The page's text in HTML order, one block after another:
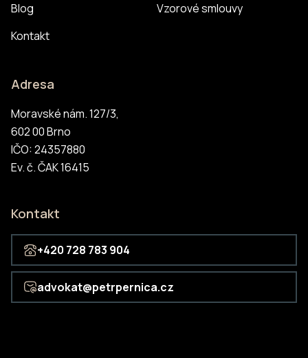
Blog
Vzorové smlouvy
Kontakt
Adresa
Moravské nám. 127/3,
602 00 Brno
IČO: 24357880
Ev. č. ČAK 16415
Kontakt
+420 728 783 904
advokat@petrpernica.cz